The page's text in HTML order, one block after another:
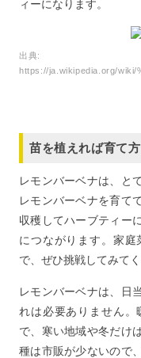
ィーになります。
出典:
https://ja.wikipedia.org/wiki/
苗を植えれば育て
レモンバーベナは、と
レモンバーベナを育て
収穫してハーブティー
につながります。家
で、ぜひ挑戦してみてく
レモンバーベナは、日
れは必要ありません
で、寒い地域や冬だけ
種は市販が少ないので